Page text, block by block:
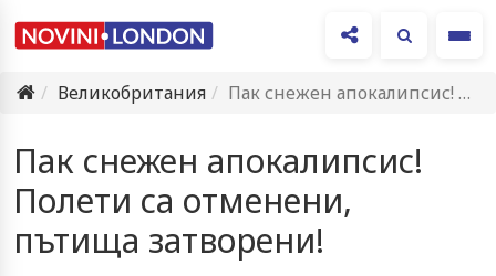
Великобритания
Пак снежен апокалипсис! Полети са отменени, пътища затворени!
Пак снежен апокалипсис!
Полети са отменени,
пътища затворени!